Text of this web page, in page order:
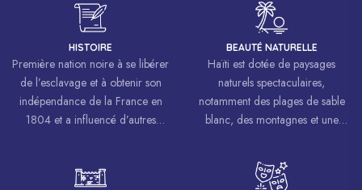
HISTOIRE
Première nation noire à se libérer
de l’esclavage et à obtenir son
indépendance de la France en
1804 et a influencé d’autres
luttes pour la liberté et l’égalité.
BEAUTÉ NATURELLE
Haïti est dotée de paysages
naturels spectaculaires,
notamment des plages de sable
blanc, des montagnes et une